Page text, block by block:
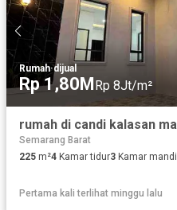
Rumah·dijual
Rp 1,80MRp 8Jt/m²
Semarang Barat
225 m²4 Kamar tidur3 Kamar mandi
Pertama kali terlihat minggu lalu